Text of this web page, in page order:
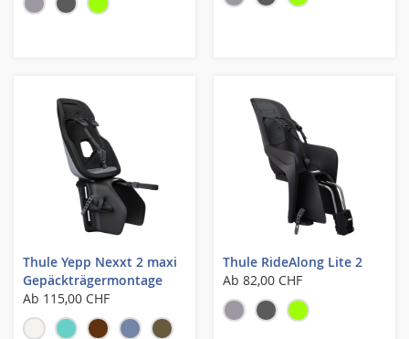
Thule Yepp Nexxt 2 maxi
Gepäckträgermontage
Ab 115,00 CHF
Thule RideAlong Lite 2
Ab 82,00 CHF